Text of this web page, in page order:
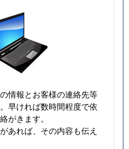
情報とお客様の連絡先等
早ければ数時間程度で依
がきます。
あれば、その内容も伝え